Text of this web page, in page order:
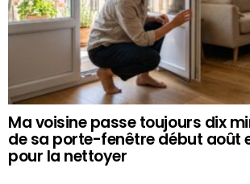
Ma voisine passe toujours dix
de sa porte-fenêtre début août
pour la nettoyer